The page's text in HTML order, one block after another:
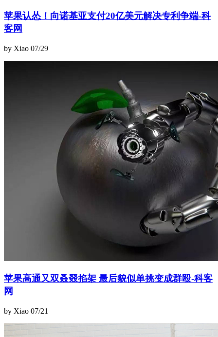
苹果认怂！向诺基亚支付20亿美元解决专利争端-科
客网
by Xiao 07/29
苹果高通又双叒叕掐架 最后貌似单挑变成群殴-科客
网
by Xiao 07/21